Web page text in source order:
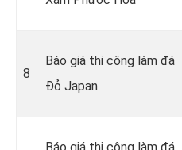
8
Báo giá thi công làm đá
Đỏ Japan
Báo giá thi công làm đá